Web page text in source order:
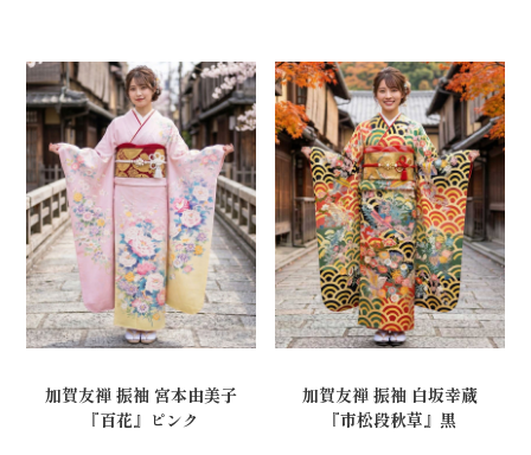
加賀友禅 振袖 宮本由美子
『百花』ピンク
加賀友禅 振袖 白坂幸蔵
『市松段秋草』黒